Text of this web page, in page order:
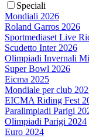
Speciali
Mondiali 2026
Roland Garros 2026
Sportmediaset Live
Scudetto Inter 2026
Olimpiadi Invernali
Super Bowl 2026
Eicma 2025
Mondiale per club
EICMA Riding Fest
Paralimpiadi Parigi
Olimpiadi Parigi 2024
Euro 2024